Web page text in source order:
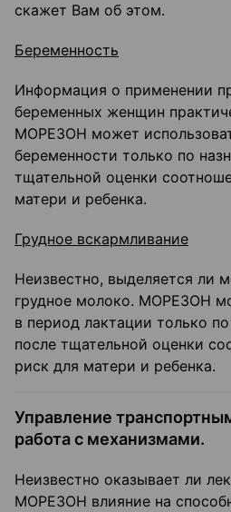
скажет Вам об этом.
Беременность
Информация о применении
беременных женщин
МОРЕЗОН может
беременности только по
тщательной оценки
матери и ребенка.
Грудное вскармливание
Неизвестно, выделяется ли
грудное молоко. МОРЕЗОН
в период лактации только
после тщательной оценки
риск для матери и ребенка.
Управление
работа с механизмами.
Неизвестно оказывает ли
МОРЕЗОН влияние на